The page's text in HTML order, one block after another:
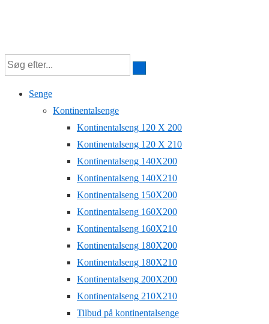
Senge
Kontinentalsenge
Kontinentalseng 120 X 200
Kontinentalseng 120 X 210
Kontinentalseng 140X200
Kontinentalseng 140X210
Kontinentalseng 150X200
Kontinentalseng 160X200
Kontinentalseng 160X210
Kontinentalseng 180X200
Kontinentalseng 180X210
Kontinentalseng 200X200
Kontinentalseng 210X210
Tilbud på kontinentalsenge